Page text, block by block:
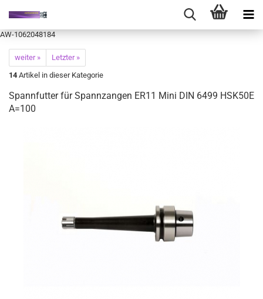
AW-1062048184
weiter »
Letzter »
14 Artikel in dieser Kategorie
Spannfutter für Spannzangen ER11 Mini DIN 6499 HSK50E
A=100